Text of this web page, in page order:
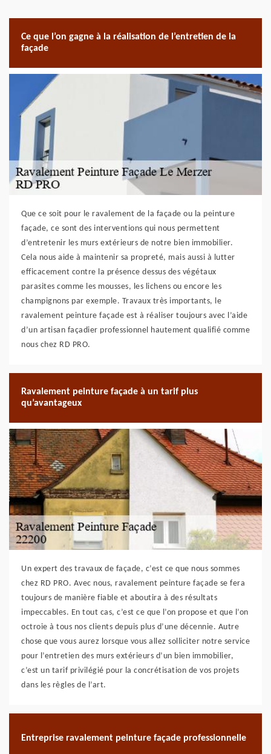
Ce que l’on gagne à la réalisation de l’entretien de la
façade
Que ce soit pour le ravalement de la façade ou la peinture
façade, ce sont des interventions qui nous permettent
d’entretenir les murs extérieurs de notre bien immobilier.
Cela nous aide à maintenir sa propreté, mais aussi à lutter
efficacement contre la présence dessus des végétaux
parasites comme les mousses, les lichens ou encore les
champignons par exemple. Travaux très importants, le
ravalement peinture façade est à réaliser toujours avec l’aide
d’un artisan façadier professionnel hautement qualifié comme
nous chez RD PRO.
Ravalement peinture façade à un tarif plus
qu’avantageux
Un expert des travaux de façade, c’est ce que nous sommes
chez RD PRO. Avec nous, ravalement peinture façade se fera
toujours de manière fiable et aboutira à des résultats
impeccables. En tout cas, c’est ce que l’on propose et que l’on
octroie à tous nos clients depuis plus d’une décennie. Autre
chose que vous aurez lorsque vous allez solliciter notre service
pour l’entretien des murs extérieurs d’un bien immobilier,
c’est un tarif privilégié pour la concrétisation de vos projets
dans les règles de l’art.
Entreprise ravalement peinture façade professionnelle